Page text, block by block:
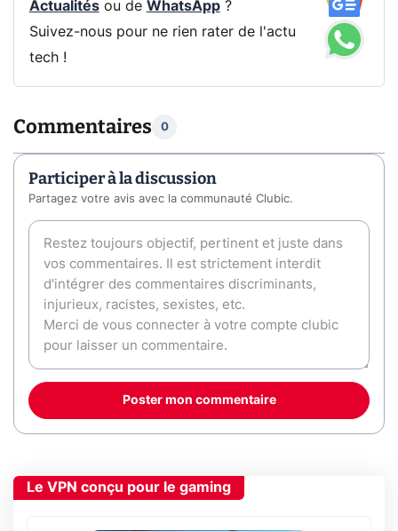
Actualitésou de WhatsApp?
Suivez-nous pour ne rien rater de l'actu
tech !
Commentaires 0
Participer à la discussion
Partagez votre avis avec la communauté Clubic.
Poster mon commentaire
Le VPN conçu pour le gaming